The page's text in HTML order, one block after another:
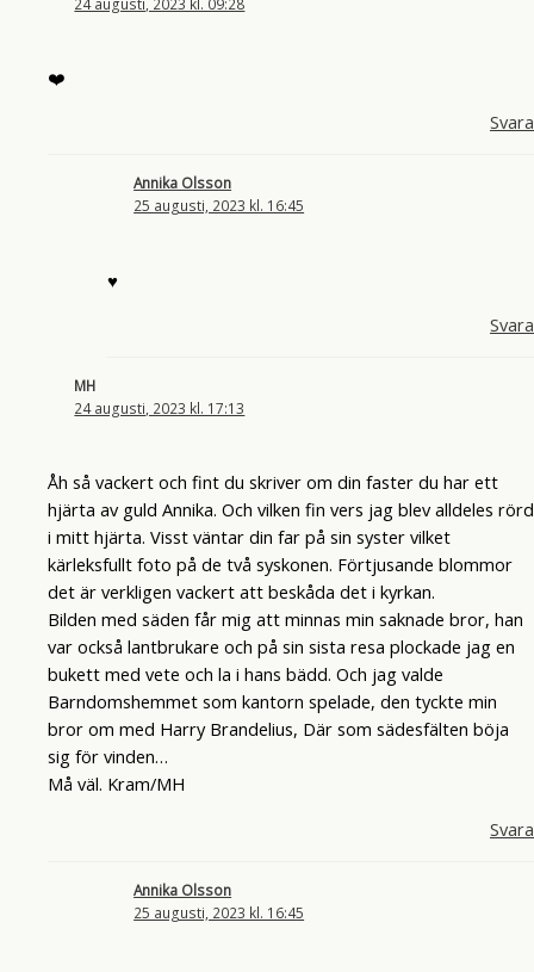
❤️
Svara
Annika Olsson
25 augusti, 2023 kl. 16:45
♥
Svara
MH
24 augusti, 2023 kl. 17:13
Åh så vackert och fint du skriver om din faster du har ett
hjärta av guld Annika. Och vilken fin vers jag blev alldeles rörd
i mitt hjärta. Visst väntar din far på sin syster vilket
kärleksfullt foto på de två syskonen. Förtjusande blommor
det är verkligen vackert att beskåda det i kyrkan.
Bilden med säden får mig att minnas min saknade bror, han
var också lantbrukare och på sin sista resa plockade jag en
bukett med vete och la i hans bädd. Och jag valde
Barndomshemmet som kantorn spelade, den tyckte min
bror om med Harry Brandelius, Där som sädesfälten böja
sig för vinden…
Må väl. Kram/MH
Svara
Annika Olsson
25 augusti, 2023 kl. 16:45